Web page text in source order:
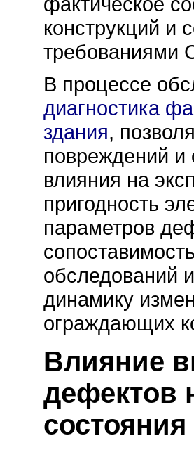
конструкций и
требованиями
В процессе
диагностика
здания,
повреждений и
влияния на
пригодность
параметров
обследований
динамику
ограждающих
Влияние
дефектов
состояния